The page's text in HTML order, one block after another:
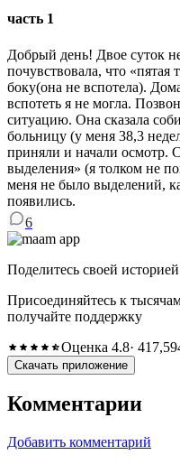
часть 1
Добрый день! Двое суток
почувствовала, что «пятая
боку(она не вспотела).
вспотеть я не могла.
ситуацию. Она сказала
больницу (у меня 38,3
приняли и начали осмотр.
выделения» (я толком не
меня не было выделений,
появились.
6
Поделитесь своей
Присоединяйтесь к
получайте поддержку
Оценка 4.8·
Скачать приложение
Комментарии
Добавить комментарий